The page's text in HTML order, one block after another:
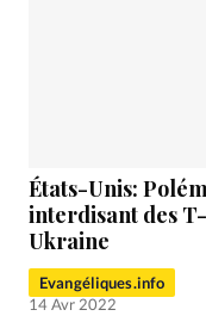
RUBRIQUES
Toute l'actualité
Eglises
Histoire
Mission
Monde
États-Unis:
interdisant des
Ukraine
Evangéliques.info
14 Avr 2022